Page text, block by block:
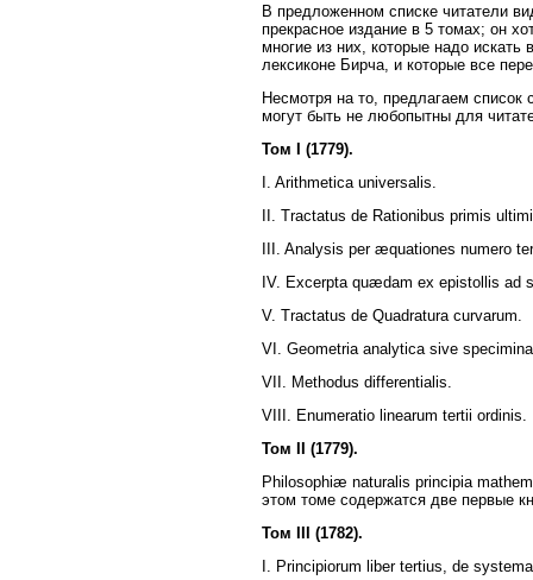
В предложенном списке читатели
прекрасное издание в 5 томах; он
многие из них, которые надо
лексиконе Бирча, и которые все
Несмотря на то, предлагаем
могут быть не любопытны для
Том I (1779).
I. Arithmetica universalis.
II. Tractatus de Rationibus primis
III. Analysis per æquationes numero
IV. Excerpta quædam ex epistollis ad
V. Tractatus de Quadratura curvarum.
VI. Geometria analytica sive
VII. Methodus differentialis.
VIII. Enumeratio linearum tertii ordinis.
Том II (1779).
Philosophiæ naturalis principia
этом томе содержатся две первые
Том III (1782).
I. Principiorum liber tertius, de